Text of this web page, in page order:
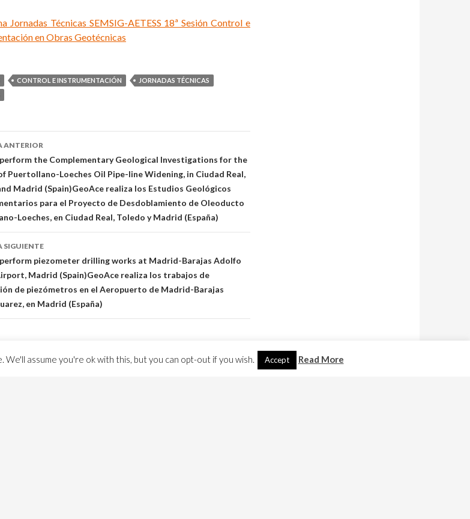
Jornadas Técnicas SEMSIG-AETESS 18ª Sesión Control e
en Obras Geotécnicas
CONTROL E INSTRUMENTACIÓN
JORNADAS TÉCNICAS
ANTERIOR
the Complementary Geological Investigations for the
Puertollano-Loeches Oil Pipe-line Widening, in Ciudad Real,
Madrid (Spain)GeoAce realiza los Estudios Geológicos
para el Proyecto de Desdoblamiento de Oleoducto
Loeches, en Ciudad Real, Toledo y Madrid (España)
SIGUIENTE
piezometer drilling works at Madrid-Barajas Adolfo
Madrid (Spain)GeoAce realiza los trabajos de
de piezómetros en el Aeropuerto de Madrid-Barajas
en Madrid (España)
assume you're ok with this, but you can opt-out if you wish. Accept Read More